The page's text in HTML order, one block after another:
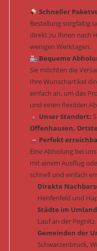
Schneller
Bestellung sorgfältig
direkt zu Ihnen nach
wenigen Werktagen.
Bequeme
Sie möchten die
Ihre Wunschartikel
einfach an, um das
und einen flexiblen
Unser Standort:
Offenhausen,
Perfekt
Eine Abholung bei
mit einem Ausflug
schnell und einfach
Direkte
Henfenfeld und
Städte im
Lauf an der
Gemeinden der
Schwarzenbruck,